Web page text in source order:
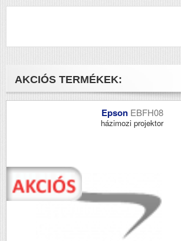
AKCIÓS TERMÉKEK:
Epson EBFH08
házimozi projektor